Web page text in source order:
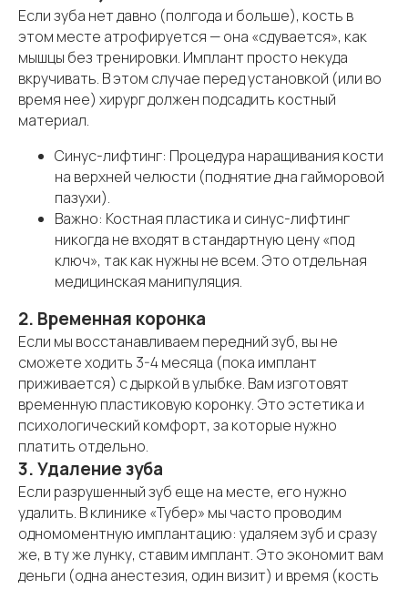
Если зуба нет давно (полгода и больше), кость в
этом месте атрофируется — она «сдувается», как
мышцы без тренировки. Имплант просто некуда
вкручивать. В этом случае перед установкой (или во
время нее) хирург должен подсадить костный
материал.
Синус-лифтинг: Процедура наращивания кости
на верхней челюсти (поднятие дна гайморовой
пазухи).
Важно: Костная пластика и синус-лифтинг
никогда не входят в стандартную цену «под
ключ», так как нужны не всем. Это отдельная
медицинская манипуляция.
2. Временная коронка
Если мы восстанавливаем передний зуб, вы не
сможете ходить 3-4 месяца (пока имплант
приживается) с дыркой в улыбке. Вам изготовят
временную пластиковую коронку. Это эстетика и
психологический комфорт, за которые нужно
платить отдельно.
3. Удаление зуба
Если разрушенный зуб еще на месте, его нужно
удалить. В клинике «Тубер» мы часто проводим
одномоментную имплантацию: удаляем зуб и сразу
же, в ту же лунку, ставим имплант. Это экономит вам
деньги (одна анестезия, один визит) и время (кость